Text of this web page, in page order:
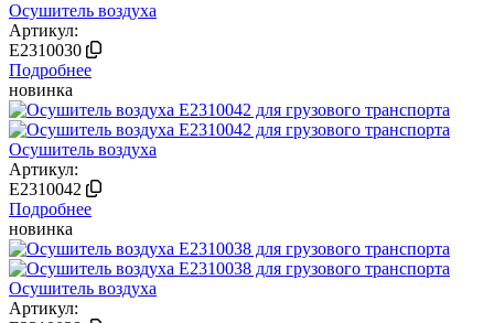
Осушитель воздуха
Артикул:
E2310030
Подробнее
новинка
Осушитель воздуха
Артикул:
E2310042
Подробнее
новинка
Осушитель воздуха
Артикул: